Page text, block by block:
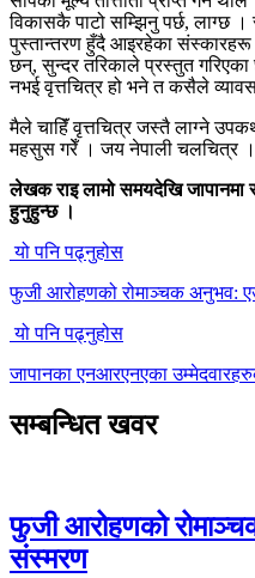
विकासकै पाटो सम्झिनु पर्छ, लाग्छ ।
पुस्तान्तरण हुँदै आइरहेका
छन्, सुन्दर तरिकाले प्रस्तुत
नभई वृत्तचित्र हो भने त कसैले
मैले चाहिॅं वृत्तचित्र जस्तै लाग्ने
महसुस गरेँ । जय नेपाली चलचित्र ।
लेखक राइ लामो समयदेखि जापानमा
हुनुहुन्छ ।
यो पनि पढ्नुहोस
फुजी आरोहणको रोमाञ्चक अनुभव:
यो पनि पढ्नुहोस
जापानका एनआरएनएका
सम्बन्धित खवर
फुजी आरोहणको
संस्मरण